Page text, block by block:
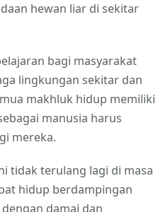
hewan liar di sekitar
bagi masyarakat
lingkungan sekitar dan
makhluk hidup memiliki
manusia harus
mereka.
tidak terulang lagi di masa
hidup berdampingan
damai dan